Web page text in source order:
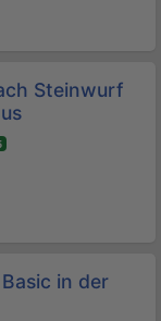
Steinwurf
in der